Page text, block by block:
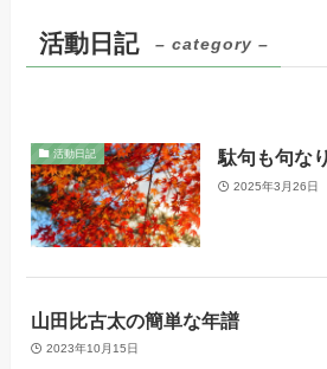
活動日記 – category –
活動日記 駄句も句な
2025年3月26日
山田比古太の簡単な年譜
2023年10月15日